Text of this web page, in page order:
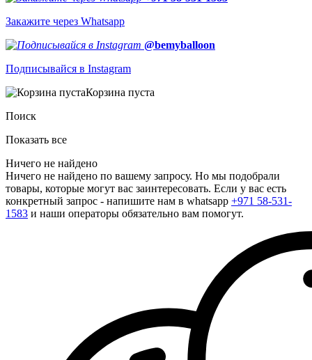
Закажите через Whatsapp
@bemyballoon
Подписывайся в Instagram
Корзина пуста
Поиск
Показать все
Ничего не найдено
Ничего не найдено по вашему запросу. Но мы подобрали
товары, которые могут вас заинтересовать. Если у вас есть
конкретный запрос - напишите нам в whatsapp +971 58-531-
1583 и наши операторы обязательно вам помогут.